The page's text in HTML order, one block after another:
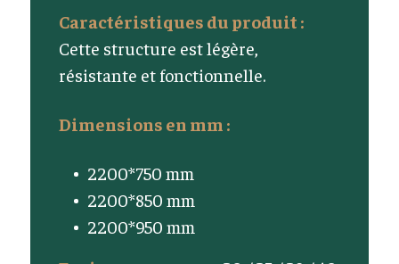
Caractéristiques du produit :
Cette structure est légère,
résistante et fonctionnelle.
Dimensions en mm :
2200*750 mm
2200*850 mm
2200*950 mm